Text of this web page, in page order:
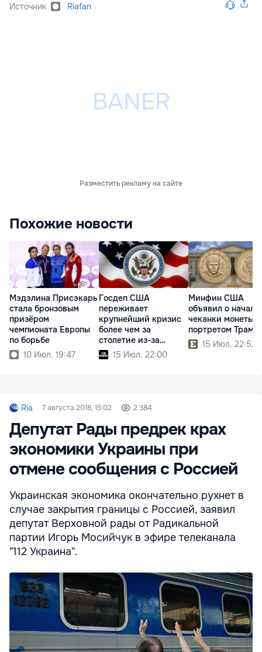
Источник Riafan
Разместить рекламу на сайте
Похожие новости
Мэдэлина Присэкарь
стала бронзовым
призёром
чемпионата Европы
по борьбе
10 Июл. 19:47
Госдеп США
переживает
крупнейший кризис
более чем за
столетие из-за
реформ Трампа
15 Июл. 22:00
Минфин США
объявил о начале
чеканки монеты с
портретом
15 Июл. 22:52
Ria 7 августа 2018, 15:02 2 384
Депутат Рады предрек крах
экономики Украины при
отмене сообщения с Россией
Украинская экономика окончательно рухнет в
случае закрытия границы с Россией, заявил
депутат Верховной рады от Радикальной
партии Игорь Мосийчук в эфире телеканала
"112 Украина".